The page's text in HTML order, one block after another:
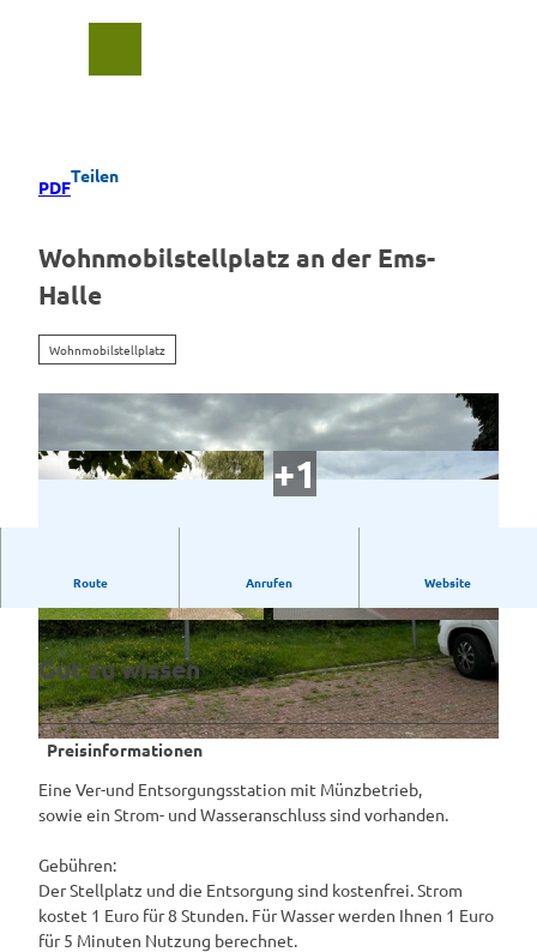
PDF
Teilen
Wohnmobilstellplatz an der Ems-
Halle
Wohnmobilstellplatz
©CC-BY-SA
© CC-BY-SA ©CC-BY-SA
Route Anrufen Website
Die Anzahl der Übernachtungen ist auf max. 3 Tage begrenzt.
Gut zu wissen
Preisinformationen
Eine Ver-und Entsorgungsstation mit Münzbetrieb,
sowie ein Strom- und Wasseranschluss sind vorhanden.
Gebühren:
Der Stellplatz und die Entsorgung sind kostenfrei. Strom
kostet 1 Euro für 8 Stunden. Für Wasser werden Ihnen 1 Euro
für 5 Minuten Nutzung berechnet.